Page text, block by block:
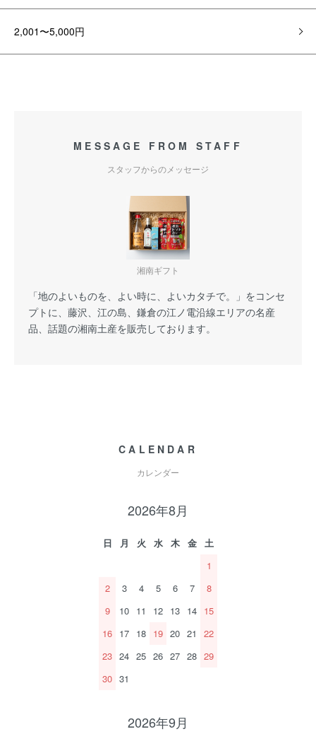
2,001〜5,000円
MESSAGE FROM STAFF
スタッフからのメッセージ
湘南ギフト
「地のよいものを、よい時に、よいカタチで。」をコンセ
プトに、藤沢、江の島、鎌倉の江ノ電沿線エリアの名産
品、話題の湘南土産を販売しております。
CALENDAR
カレンダー
2026年8月
日 月 火 水 木 金
土
1
2
3 4 5 6 7
8
9
10 11 12 13 14 15
16 17 18 19 20 21
22
23 24 25 26 27 28 29
30 31
2026年9月